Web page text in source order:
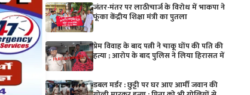
जंतर-मंतर पर लाठीचार्ज के विरोध में भाकपा ने
फूंका केंद्रीय शिक्षा मंत्री का पुतला
प्रेम विवाह के बाद पत्नी ने चाकू घोंप की पति की
हत्या ; आरोप के बाद पुलिस ने लिया हिरासत में
डबल मर्डर : छुट्टी पर घर आए आर्मी जवान की